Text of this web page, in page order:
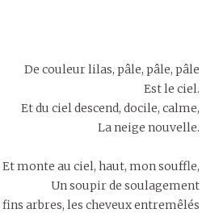
De couleur lilas, pâle, pâle, pâle
Est le ciel.
Et du ciel descend, docile, calme,
La neige nouvelle.
Et monte au ciel, haut, mon souffle,
Un soupir de soulagement
fins arbres, les cheveux entremêlés